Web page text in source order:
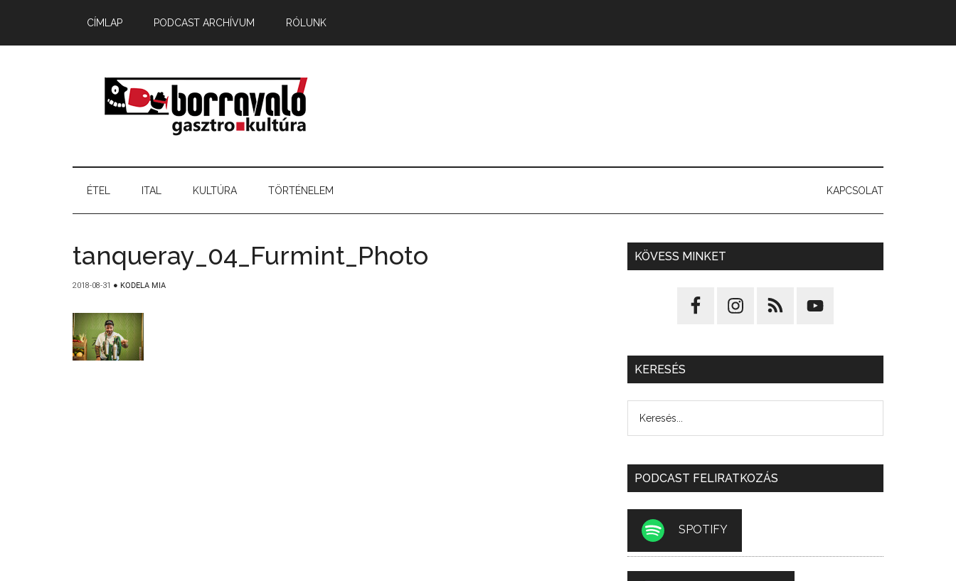
CÍMLAP PODCAST ARCHÍVUM RÓLUNK
ÉTEL ITAL KULTÚRA TÖRTÉNELEM KAPCSOLAT
tanqueray_04_Furmint_Photo
2018-08-31 ● KODELA MIA
KÖVESS MINKET
KERESÉS
PODCAST FELIRATKOZÁS
SPOTIFY